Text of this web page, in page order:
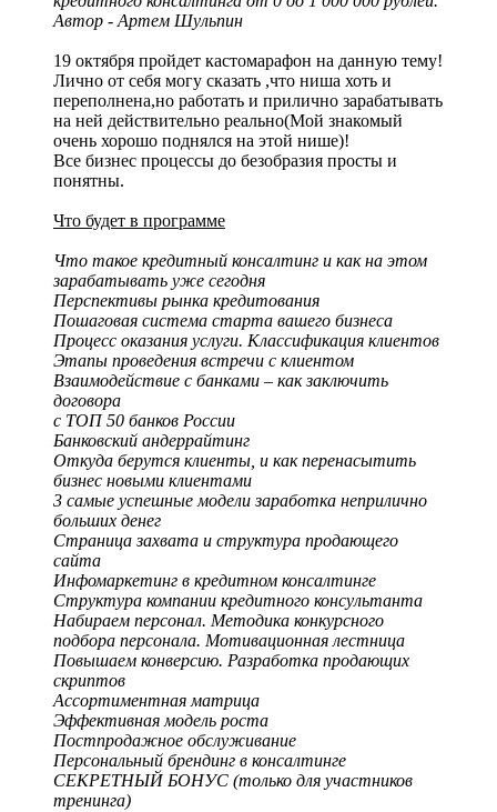
Автор - Артем Шульпин
19 октября пройдет кастомарафон на данную тему!
Лично от себя могу сказать ,что ниша хоть и
переполнена,но работать и прилично зарабатывать
на ней действительно реально(Мой знакомый
очень хорошо поднялся на этой нише)!
Все бизнес процессы до безобразия просты и
понятны.
Что будет в программе
Что такое кредитный консалтинг и как на этом
зарабатывать уже сегодня
Перспективы рынка кредитования
Пошаговая система старта вашего бизнеса
Процесс оказания услуги. Классификация клиентов
Этапы проведения встречи с клиентом
Взаимодействие с банками – как заключить
договора
с ТОП 50 банков России
Банковский андеррайтинг
Откуда берутся клиенты, и как перенасытить
бизнес новыми клиентами
3 самые успешные модели заработка неприлично
больших денег
Страница захвата и структура продающего
сайта
Инфомаркетинг в кредитном консалтинге
Структура компании кредитного консультанта
Набираем персонал. Методика конкурсного
подбора персонала. Мотивационная лестница
Повышаем конверсию. Разработка продающих
скриптов
Ассортиментная матрица
Эффективная модель роста
Постпродажное обслуживание
Персональный брендинг в консалтинге
СЕКРЕТНЫЙ БОНУС (только для участников
тренинга)